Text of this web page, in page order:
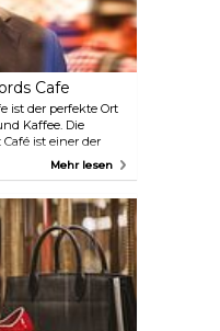
Cafe
ist der perfekte Ort
Kaffee. Die
ist einer der
nach
sind Sie
Besuchen Sie
und genießen Sie
Fass und Live-
Mehr lesen